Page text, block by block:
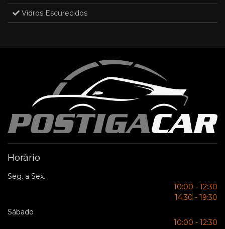
Vidros Escurecidos
Horário
Seg. a Sex.
10:00 - 12:30
14:30 - 19:30
Sábado
10:00 - 12:30